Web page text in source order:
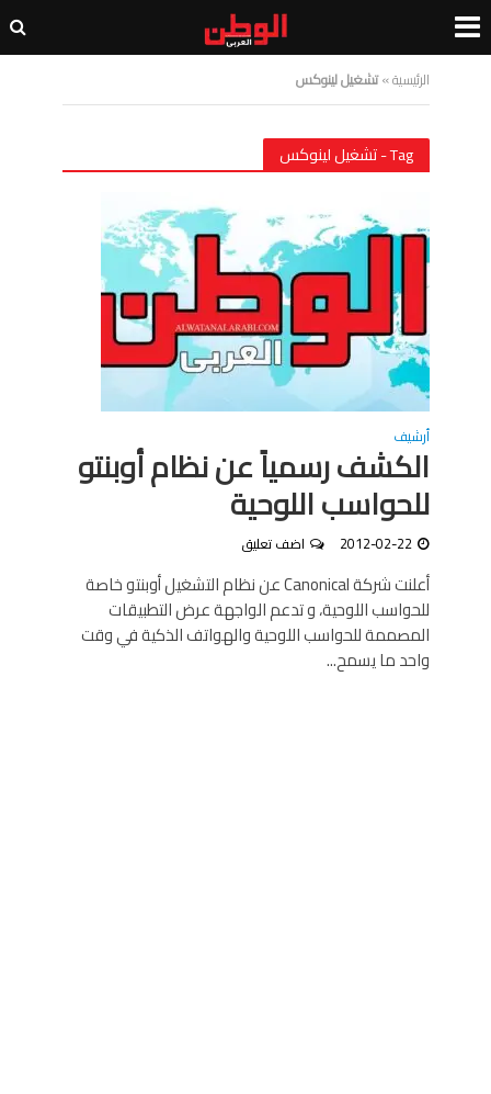
الرئيسية»تشغيل لينوكس
Tag - تشغيل لينوكس
أرشيف
الكشف رسمياً عن نظام أوبنتو
للحواسب اللوحية
2012-02-22 اضف تعليق
أعلنت شركة Canonical عن نظام التشغيل أوبنتو خاصة
للحواسب اللوحية، و تدعم الواجهة عرض التطبيقات
المصممة للحواسب اللوحية والهواتف الذكية في وقت
واحد ما يسمح...